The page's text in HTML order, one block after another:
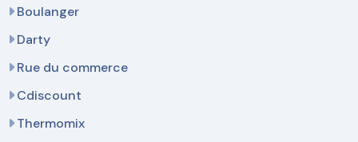
Boulanger
Darty
Rue du commerce
Cdiscount
Thermomix